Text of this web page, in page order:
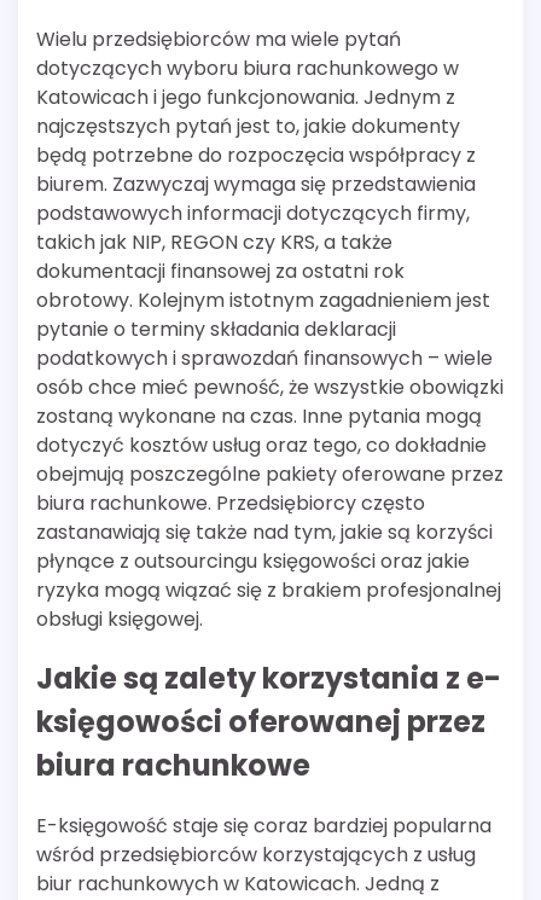
Wielu przedsiębiorców ma wiele pytań
dotyczących wyboru biura rachunkowego w
Katowicach i jego funkcjonowania. Jednym z
najczęstszych pytań jest to, jakie dokumenty
będą potrzebne do rozpoczęcia współpracy z
biurem. Zazwyczaj wymaga się przedstawienia
podstawowych informacji dotyczących firmy,
takich jak NIP, REGON czy KRS, a także
dokumentacji finansowej za ostatni rok
obrotowy. Kolejnym istotnym zagadnieniem jest
pytanie o terminy składania deklaracji
podatkowych i sprawozdań finansowych – wiele
osób chce mieć pewność, że wszystkie obowiązki
zostaną wykonane na czas. Inne pytania mogą
dotyczyć kosztów usług oraz tego, co dokładnie
obejmują poszczególne pakiety oferowane przez
biura rachunkowe. Przedsiębiorcy często
zastanawiają się także nad tym, jakie są korzyści
płynące z outsourcingu księgowości oraz jakie
ryzyka mogą wiązać się z brakiem profesjonalnej
obsługi księgowej.
Jakie są zalety korzystania z e-
księgowości oferowanej przez
biura rachunkowe
E-księgowość staje się coraz bardziej popularna
wśród przedsiębiorców korzystających z usług
biur rachunkowych w Katowicach. Jedną z